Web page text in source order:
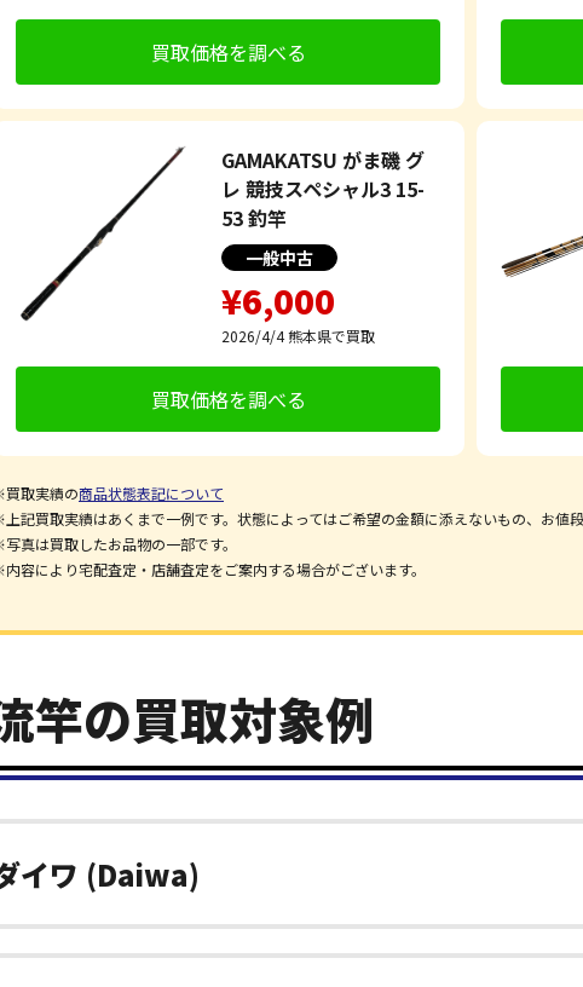
買取価格を調べる
GAMAKATSU がま磯 グ
レ 競技スペシャル3 15-
53 釣竿
一般中古
¥6,000
2026/4/4熊本県で買取
買取価格を調べる
取実績の商品状態表記について
記買取実績はあくまで一例です。状態によってはご希望の金額に添えないもの、お値
真は買取したお品物の一部です。
容により宅配査定・店舗査定をご案内する場合がございます。
竿の買取対象例
イワ (Daiwa)